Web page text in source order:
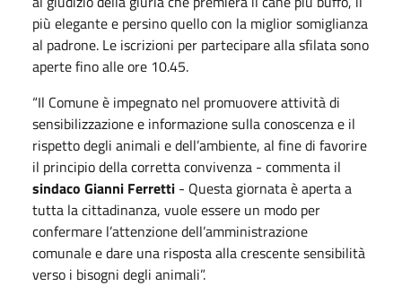
più elegante e persino quello con la miglior somiglianza
al padrone. Le iscrizioni per partecipare alla sfilata sono
aperte fino alle ore 10.45.
“Il Comune è impegnato nel promuovere attività di
sensibilizzazione e informazione sulla conoscenza e il
rispetto degli animali e dell’ambiente, al fine di favorire
il principio della corretta convivenza - commenta il
sindaco Gianni Ferretti - Questa giornata è aperta a
tutta la cittadinanza, vuole essere un modo per
confermare l’attenzione dell’amministrazione
comunale e dare una risposta alla crescente sensibilità
verso i bisogni degli animali”.